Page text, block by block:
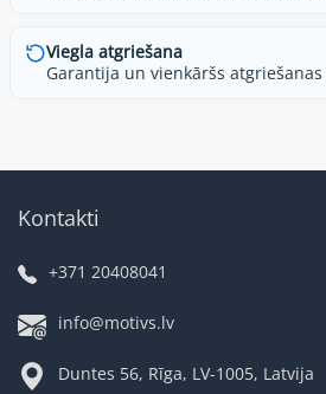
Viegla atgriešana
Garantija un vienkāršs atgriešanas
Kontakti
+371 20408041
info@motivs.lv
Duntes 56, Rīga, LV-1005, Latvija